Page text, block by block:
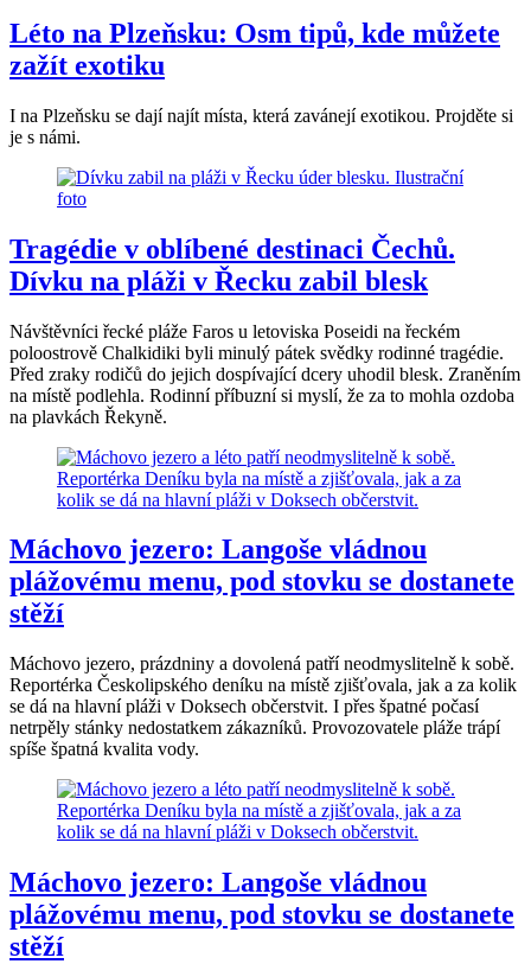
Léto na Plzeňsku: Osm tipů, kde můžete
zažít exotiku
I na Plzeňsku se dají najít místa, která zavánejí exotikou. Projděte si
je s námi.
Tragédie v oblíbené destinaci Čechů.
Dívku na pláži v Řecku zabil blesk
Návštěvníci řecké pláže Faros u letoviska Poseidi na řeckém
poloostrově Chalkidiki byli minulý pátek svědky rodinné tragédie.
Před zraky rodičů do jejich dospívající dcery uhodil blesk. Zraněním
na místě podlehla. Rodinní příbuzní si myslí, že za to mohla ozdoba
na plavkách Řekyně.
Máchovo jezero: Langoše vládnou
plážovému menu, pod stovku se dostanete
stěží
Máchovo jezero, prázdniny a dovolená patří neodmyslitelně k sobě.
Reportérka Českolipského deníku na místě zjišťovala, jak a za kolik
se dá na hlavní pláži v Doksech občerstvit. I přes špatné počasí
netrpěly stánky nedostatkem zákazníků. Provozovatele pláže trápí
spíše špatná kvalita vody.
Máchovo jezero: Langoše vládnou
plážovému menu, pod stovku se dostanete
stěží